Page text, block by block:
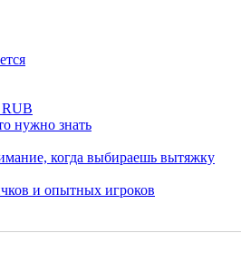
RUB
нужно знать
когда выбираешь вытяжку
и опытных игроков